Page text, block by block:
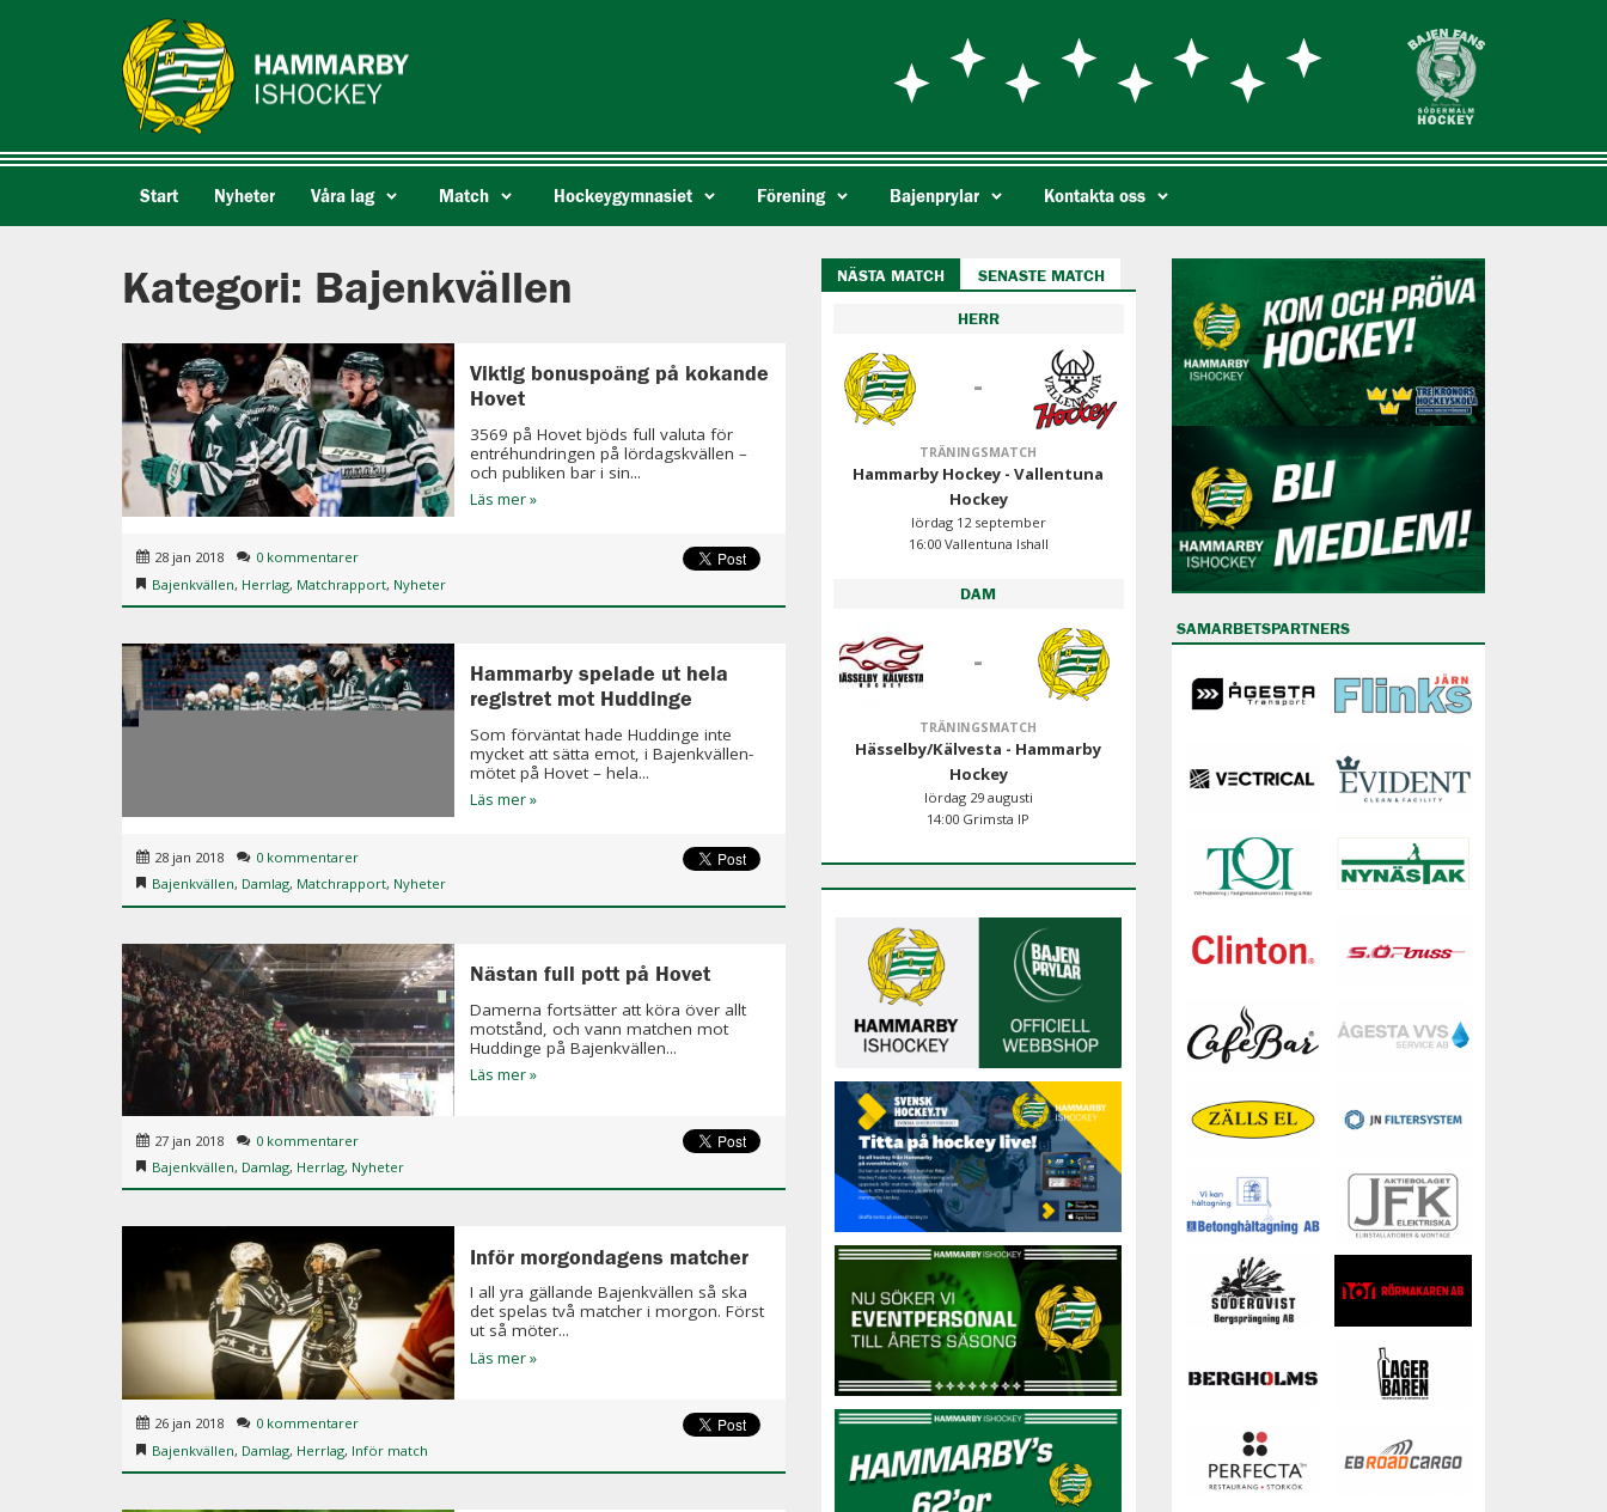
Start Nyheter Våra lag Match Hockeygymnasiet Förening Bajenprylar Kontakta oss
Kategori: Bajenkvällen
Viktig bonuspoäng på kokande
Hovet
3569 på Hovet bjöds full valuta för
entréhundringen på lördagskvällen –
och publiken bar i sin...
Läs mer »
28 jan 2018
0 kommentarer
Bajenkvällen, Herrlag, Matchrapport, Nyheter
Hammarby spelade ut hela
registret mot Huddinge
Som förväntat hade Huddinge inte
mycket att sätta emot, i Bajenkvällen-
mötet på Hovet – hela...
Läs mer »
28 jan 2018
0 kommentarer
Bajenkvällen, Damlag, Matchrapport, Nyheter
Nästan full pott på Hovet
Damerna fortsätter att köra över allt
motstånd, och vann matchen mot
Huddinge på Bajenkvällen...
Läs mer »
27 jan 2018
0 kommentarer
Bajenkvällen, Damlag, Herrlag, Nyheter
Inför morgondagens matcher
I all yra gällande Bajenkvällen så ska
det spelas två matcher i morgon. Först
ut så möter...
Läs mer »
26 jan 2018
0 kommentarer
Bajenkvällen, Damlag, Herrlag, Inför match
NÄSTA MATCH SENASTE MATCH
HERR
-
TRÄNINGSMATCH
Hammarby Hockey - Vallentuna
Hockey
lördag 12 september
16:00 Vallentuna Ishall
DAM
-
TRÄNINGSMATCH
Hässelby/Kälvesta - Hammarby
Hockey
lördag 29 augusti
14:00 Grimsta IP
SAMARBETSPARTNERS